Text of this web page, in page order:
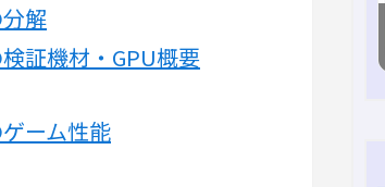
解
検証機材・GPU概要
ゲーム性能